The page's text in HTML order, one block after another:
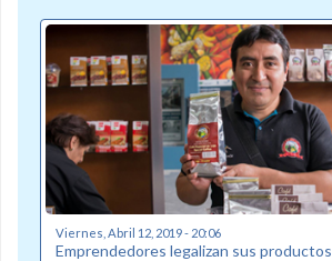
Viernes, Abril 12, 2019 - 20:06
Emprendedores legalizan sus productos